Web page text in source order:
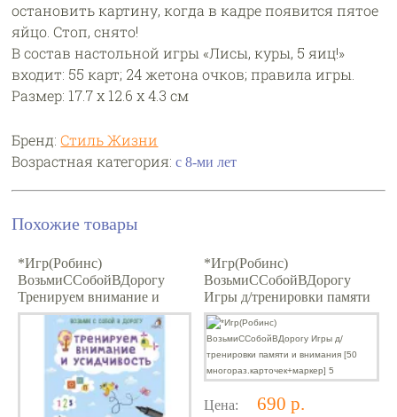
остановить картину, когда в кадре появится пятое
яйцо. Стоп, снято!
В состав настольной игры «Лисы, куры, 5 яиц!»
входит: 55 карт; 24 жетона очков; правила игры.
Размер: 17.7 x 12.6 x 4.3 см
Бренд:Стиль Жизни
Возрастная категория:с 8-ми лет
Похожие товары
*Игр(Робинс)
ВозьмиССобойВДорогу
Тренируем внимание и
усидчивость [54
многораз.карточек+маркер]
*Игр(Робинс)
ВозьмиССобойВДорогу
Игры д/тренировки памяти
и внимания [50
многораз.карточек+маркер]
5
Цена: 690 р.